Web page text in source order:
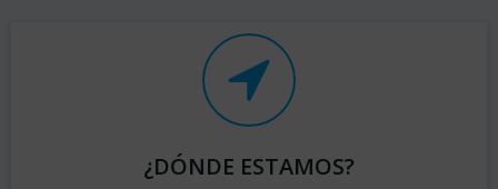
¿DÓNDE ESTAMOS?